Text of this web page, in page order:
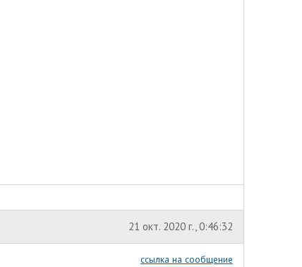
21 окт. 2020 г., 0:46:32
ссылка на сообщение